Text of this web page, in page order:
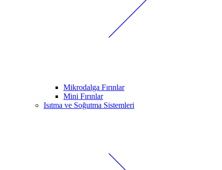
Mikrodalga Fırınlar
Mini Fırınlar
Isıtma ve Soğutma Sistemleri